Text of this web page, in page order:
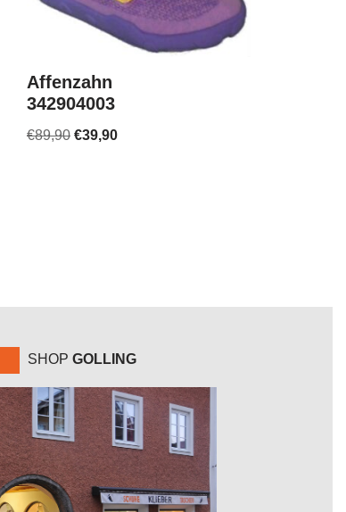
Affenzahn
342904003
€89,90 €39,90
SHOP GOLLING